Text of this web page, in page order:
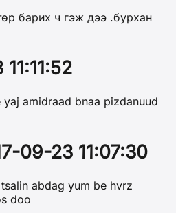
барих ч гэж дээ .бурхан
amidraad bnaa pizdanuud
09-23 11:07:30
abdag yum be hvrz
doo